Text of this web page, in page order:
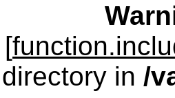
[
directory in /